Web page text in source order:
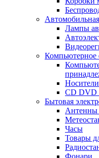
Лампы
Компьютерное
CD DVD
Бытовая
Антенны
Часы
Товары
Фонари